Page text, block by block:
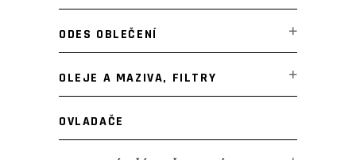
ODES OBLEČENÍ
OLEJE A MAZIVA, FILTRY
OVLADAČE